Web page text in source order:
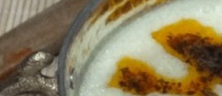
Tarihi
Pratik Bilgiler